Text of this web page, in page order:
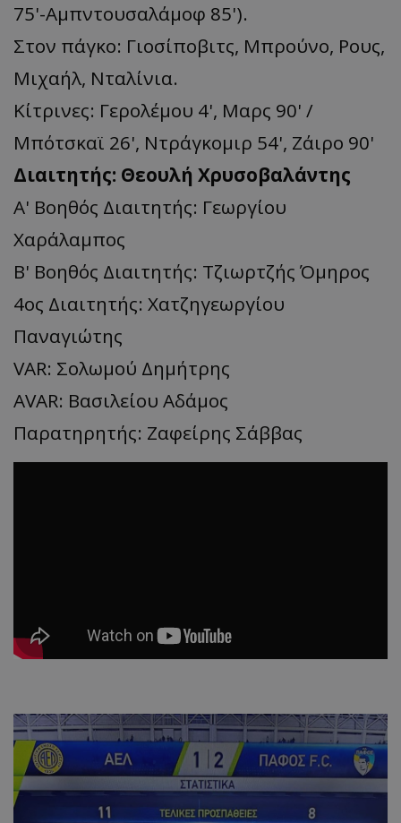
75'-Αμπντουσαλάμοφ 85').
Στον πάγκο: Γιοσίποβιτς, Μπρούνο, Ρους,
Μιχαήλ, Νταλίνια.
Κίτρινες: Γερολέμου 4', Μαρς 90' /
Μπότσκαϊ 26', Ντράγκομιρ 54', Ζάιρο 90'
Διαιτητής: Θεουλή Χρυσοβαλάντης
Α' Βοηθός Διαιτητής: Γεωργίου
Χαράλαμπος
Β' Βοηθός Διαιτητής: Τζιωρτζής Όμηρος
4ος Διαιτητής: Χατζηγεωργίου
Παναγιώτης
VAR: Σολωμού Δημήτρης
AVAR: Βασιλείου Αδάμος
Παρατηρητής: Ζαφείρης Σάββας